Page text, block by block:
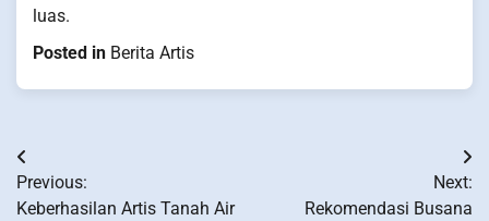
luas.
Posted in Berita Artis
Post
navigation
Previous:
Keberhasilan Artis Tanah Air
Next:
Rekomendasi Busana